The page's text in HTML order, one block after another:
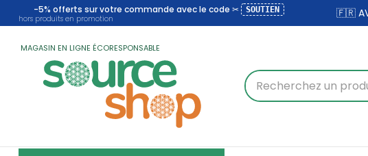
-5% offerts sur votre commande avec le code ✂ SOUTIEN
hors produits en promotion 🇫🇷
MAGASIN EN LIGNE ÉCORESPONSABLE